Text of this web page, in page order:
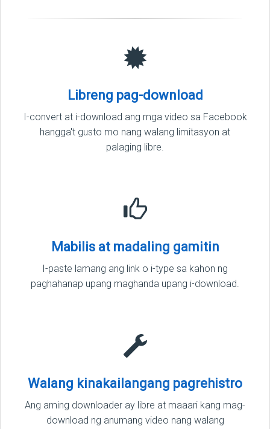
Libreng pag-download
I-convert at i-download ang mga video sa Facebook
hangga't gusto mo nang walang limitasyon at
palaging libre.
Mabilis at madaling gamitin
I-paste lamang ang link o i-type sa kahon ng
paghahanap upang maghanda upang i-download.
Walang kinakailangang pagrehistro
Ang aming downloader ay libre at maaari kang mag-
download ng anumang video nang walang